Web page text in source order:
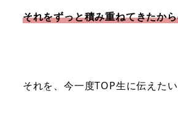
それをずっと積み重ねてきたか
それを、今一度TOP生に伝えたい